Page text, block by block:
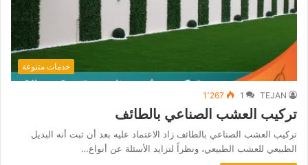
خدمات متنوعة
TEJAN
1 1٬267
تركيب العشب الصناعي بالطائف
تركيب العشب الصناعي بالطائف زاد الاعتماد عليه بعد أن ثبت أنه البديل
الطبيعي للعشب الطبيعي، ونظراً لتزايد الأسئلة عن أنواع…